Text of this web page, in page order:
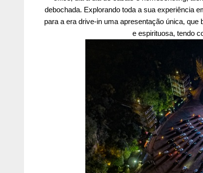
debochada. Explorando toda a sua experiência
para a era drive-in uma apresentação única,
e espirituosa, tendo